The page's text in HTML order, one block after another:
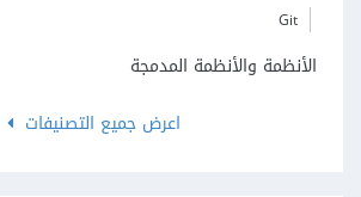
Git
الأنظمة والأنظمة المدمجة
اعرض جميع التصنيفات